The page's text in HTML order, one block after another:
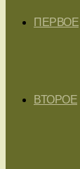
ПЕРВОЕ
ВТОРОЕ